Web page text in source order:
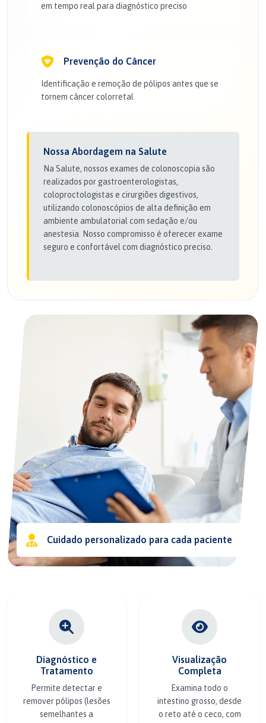
em tempo real para diagnóstico preciso
Prevenção do Câncer
Identificação e remoção de pólipos antes que se
tornem câncer colorretal
Nossa Abordagem na Salute
Na Salute, nossos exames de colonoscopia são
realizados por gastroenterologistas,
coloproctologistas e cirurgiões digestivos,
utilizando colonoscópios de alta definição em
ambiente ambulatorial com sedação e/ou
anestesia. Nosso compromisso é oferecer exame
seguro e confortável com diagnóstico preciso.
Cuidado personalizado para cada paciente
Diagnóstico e
Tratamento
Permite detectar e
remover pólipos (lesões
semelhantes a
Visualização
Completa
Examina todo o
intestino grosso, desde
o reto até o ceco, com